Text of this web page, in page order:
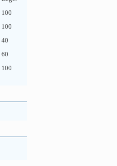
100
100
40
60
100